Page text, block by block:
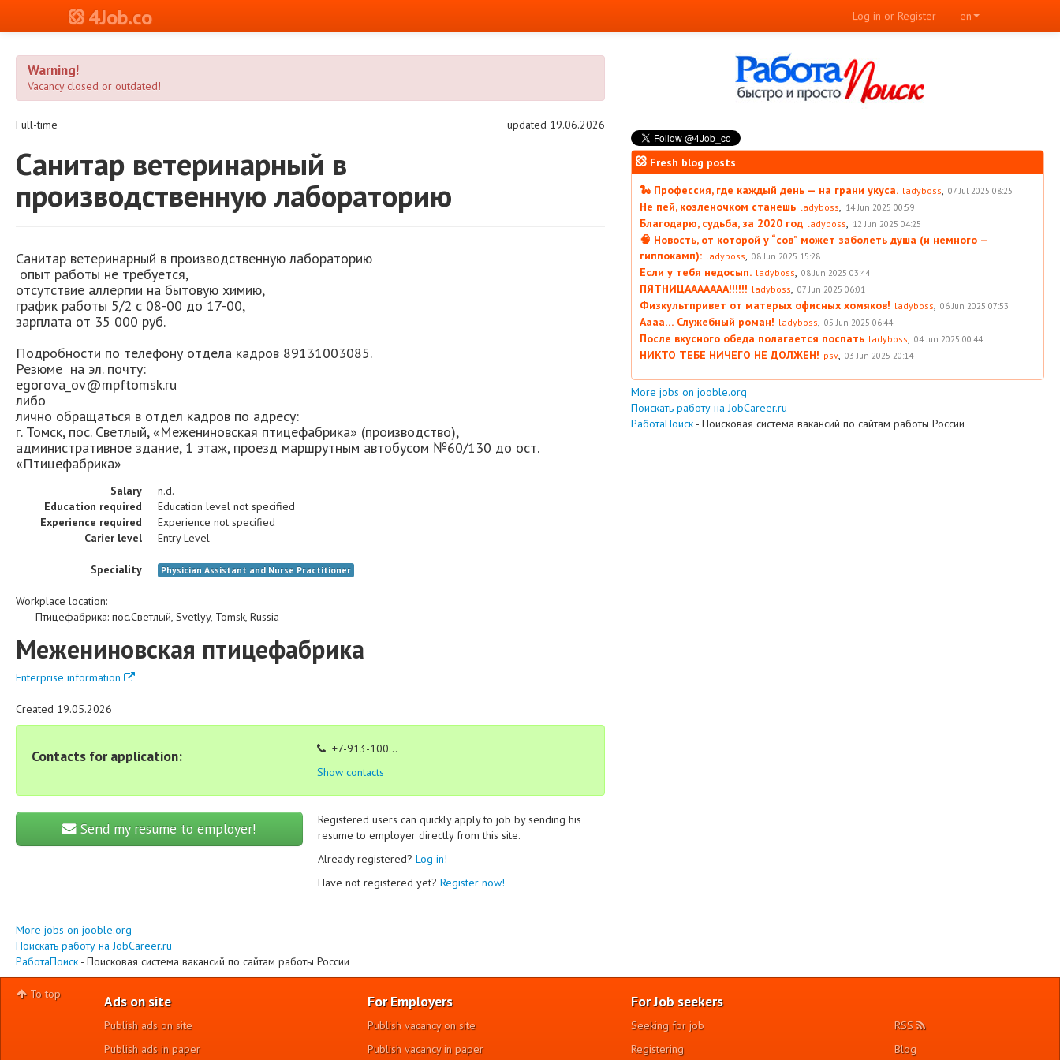
4Job.co en
Log in or Register
Warning!
Vacancy closed or outdated!
Full-time updated 19.06.2026
Санитар ветеринарный в
производственную лабораторию
Санитар ветеринарный в производственную лабораторию
опыт работы не требуется,
отсутствие аллергии на бытовую химию,
график работы 5/2 с 08-00 до 17-00,
зарплата от 35 000 руб.
Подробности по телефону отдела кадров 89131003085.
Резюме на эл. почту:
egorova_ov@mpftomsk.ru
либо
лично обращаться в отдел кадров по адресу:
г. Томск, пос. Светлый, «Межениновская птицефабрика» (производство),
административное здание, 1 этаж, проезд маршрутным автобусом №60/130 до ост.
«Птицефабрика»
Salary
n.d.
Education required
Education level not specified
Experience required
Experience not specified
Carier level
Entry Level
Speciality Physician Assistant and Nurse Practitioner
Workplace location:
Птицефабрика: пос.Светлый, Svetlyy, Tomsk, Russia
Межениновская птицефабрика
Enterprise information
Created 19.05.2026
Contacts for application:
+7-913-100...
Show contacts
Send my resume to employer!
Registered users can quickly apply to job by sending his
resume to employer directly from this site.
Already registered? Log in!
Have not registered yet? Register now!
More jobs on jooble.org
Поискать работу на JobCareer.ru
РаботаПоиск - Поисковая система вакансий по сайтам работы России
Fresh blog posts
🐍 Профессия, где каждый день — на грани укуса. ladyboss, 07 Jul 2025 08:25
Не пей, козленочком станешь ladyboss, 14 Jun 2025 00:59
Благодарю, судьба, за 2020 год ladyboss, 12 Jun 2025 04:25
🧠 Новость, от которой у “сов” может заболеть душа (и немного —
гиппокамп): ladyboss, 08 Jun 2025 15:28
Если у тебя недосып. ladyboss, 08 Jun 2025 03:44
ПЯТНИЦААААААА!!!!!! ladyboss, 07 Jun 2025 06:01
Физкультпривет от матерых офисных хомяков! ladyboss, 06 Jun 2025 07:53
Аааа… Служебный роман! ladyboss, 05 Jun 2025 06:44
После вкусного обеда полагается поспать ladyboss, 04 Jun 2025 00:44
НИКТО ТЕБЕ НИЧЕГО НЕ ДОЛЖЕН! psv, 03 Jun 2025 20:14
More jobs on jooble.org
Поискать работу на JobCareer.ru
РаботаПоиск - Поисковая система вакансий по сайтам работы России
To top Ads on site
Publish ads on site
Publish ads in paper
For Employers
Publish vacancy on site
Publish vacancy in paper
For Job seekers
Seeking for job
Registering
RSS
Blog